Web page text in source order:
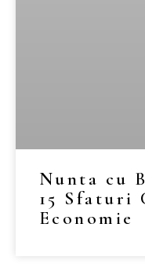
Nunta cu
15 Sfaturi
Economie